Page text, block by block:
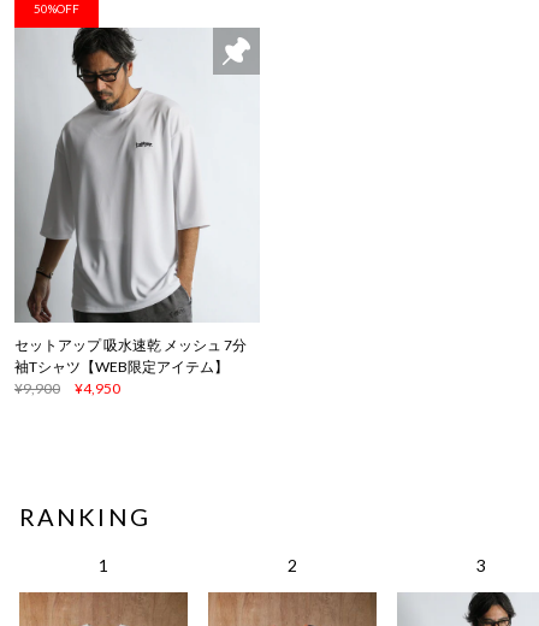
50%OFF
セットアップ 吸水速乾 メッシュ 7分
袖Tシャツ【WEB限定アイテム】
¥9,900
¥4,950
RANKING